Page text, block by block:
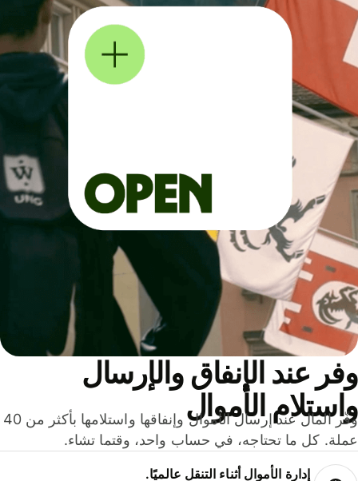
عند الإنفاق والإرسال
الأموال
وفّر المال عند إرسال الأموال وإنفاقها واستلامها بأكثر من 40
كل ما تحتاجه، في حساب واحد، وقتما تشاء.
إدارة الأموال أثناء التنقل عالميًا.